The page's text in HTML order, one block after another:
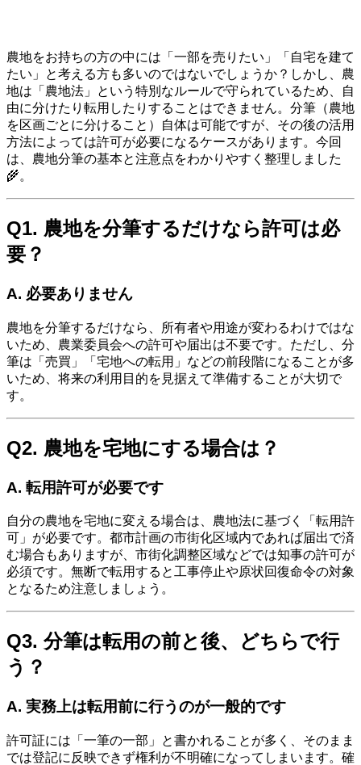
農地をお持ちの方の中には「一部を売りたい」「自宅を建て
たい」と考える方も多いのではないでしょうか？しかし、農
地は「農地法」という特別なルールで守られているため、自
由に分けたり転用したりすることはできません。分筆（農地
を区画ごとに分けること）自体は可能ですが、その後の活用
方法によっては許可が必要になるケースがあります。今回
は、農地分筆の基本と注意点をわかりやすく整理しました
🌾。
Q1. 農地を分筆するだけなら許可は必
要？
A. 必要ありません
農地を分筆するだけなら、所有者や用途が変わるわけではな
いため、農業委員会への許可や届出は不要です。ただし、分
筆は「売買」「宅地への転用」などの前段階になることが多
いため、将来の利用目的を見据えて準備することが大切で
す。
Q2. 農地を宅地にする場合は？
A. 転用許可が必要です
自分の農地を宅地に変える場合は、農地法に基づく「転用許
可」が必要です。都市計画の市街化区域内であれば届出で済
む場合もありますが、市街化調整区域などでは知事の許可が
必須です。無断で転用すると工事停止や原状回復命令の対象
となるため注意しましょう。
Q3. 分筆は転用の前と後、どちらで行
う？
A. 実務上は転用前に行うのが一般的です
許可証には「一筆の一部」と書かれることが多く、そのまま
では登記に反映できず権利が不明確になってしまいます。確